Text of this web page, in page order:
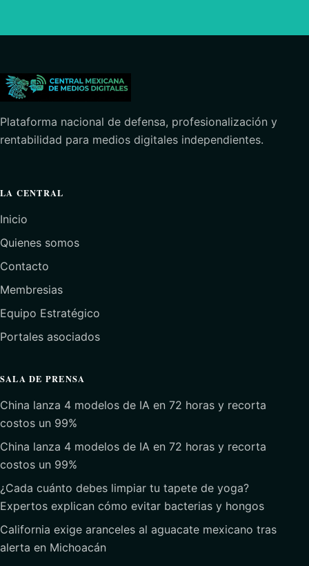
Plataforma nacional de defensa, profesionalización y
rentabilidad para medios digitales independientes.
LA CENTRAL
Inicio
Quienes somos
Contacto
Membresias
Equipo Estratégico
Portales asociados
SALA DE PRENSA
China lanza 4 modelos de IA en 72 horas y recorta
costos un 99%
China lanza 4 modelos de IA en 72 horas y recorta
costos un 99%
¿Cada cuánto debes limpiar tu tapete de yoga?
Expertos explican cómo evitar bacterias y hongos
California exige aranceles al aguacate mexicano tras
alerta en Michoacán